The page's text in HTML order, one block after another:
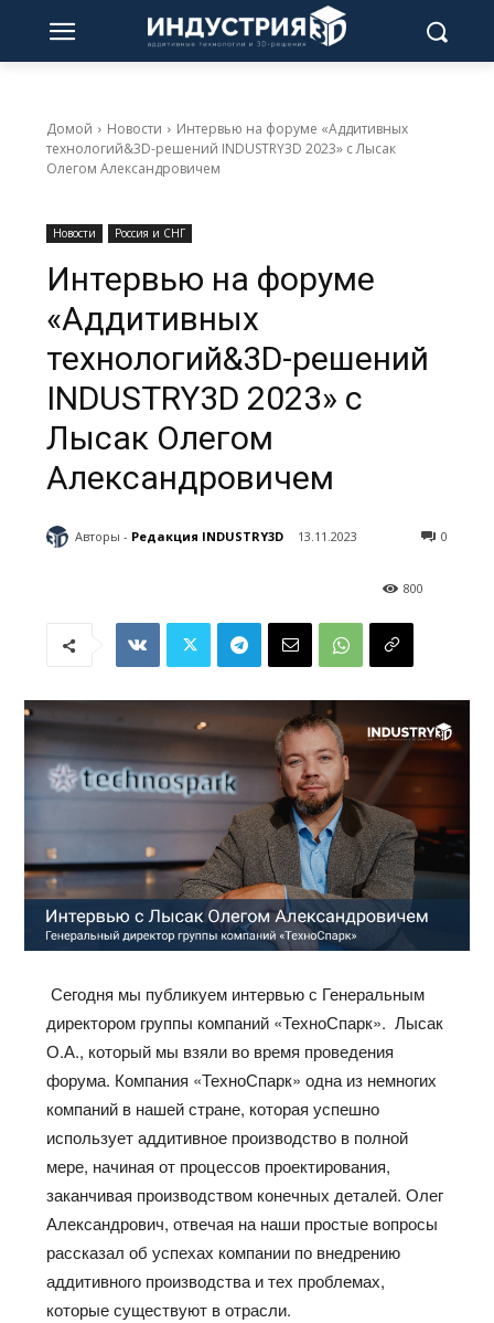
Домой Новости
Интервью на форуме «Аддитивных
технологий&3D-решений INDUSTRY3D 2023» с Лысак
Олегом Александровичем
Новости Россия и СНГ
Интервью на форуме
«Аддитивных
технологий&3D-решений
INDUSTRY3D 2023» с
Лысак Олегом
Александровичем
Авторы - Редакция INDUSTRY3D 13.11.2023 0
800
Сегодня мы публикуем интервью с Генеральным
директором группы компаний «ТехноСпарк». Лысак
О.А., который мы взяли во время проведения
форума. Компания «ТехноСпарк» одна из немногих
компаний в нашей стране, которая успешно
использует аддитивное производство в полной
мере, начиная от процессов проектирования,
заканчивая производством конечных деталей. Олег
Александрович, отвечая на наши простые вопросы
рассказал об успехах компании по внедрению
аддитивного производства и тех проблемах,
которые существуют в отрасли.